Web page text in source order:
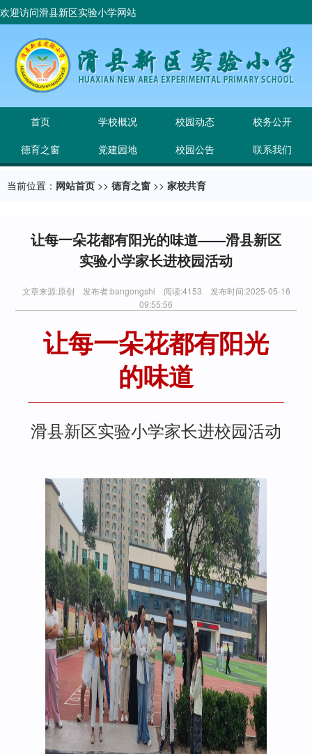
欢迎访问滑县新区实验小学网站
首页 学校概况 校园动态
校务公开
德育之窗
党建园地 校园公告 联系我们
当前位置： 网站首页 >> 德育之窗 >> 家校共育
让每一朵花都有阳光的味道——滑县新区
实验小学家长进校园活动
文章来源:原创 发布者:bangongshi 阅读:4153 发布时间:2025-05-16
09:55:56
让每一朵花都有阳光
的味道
滑县新区实验小学家长进校园活动